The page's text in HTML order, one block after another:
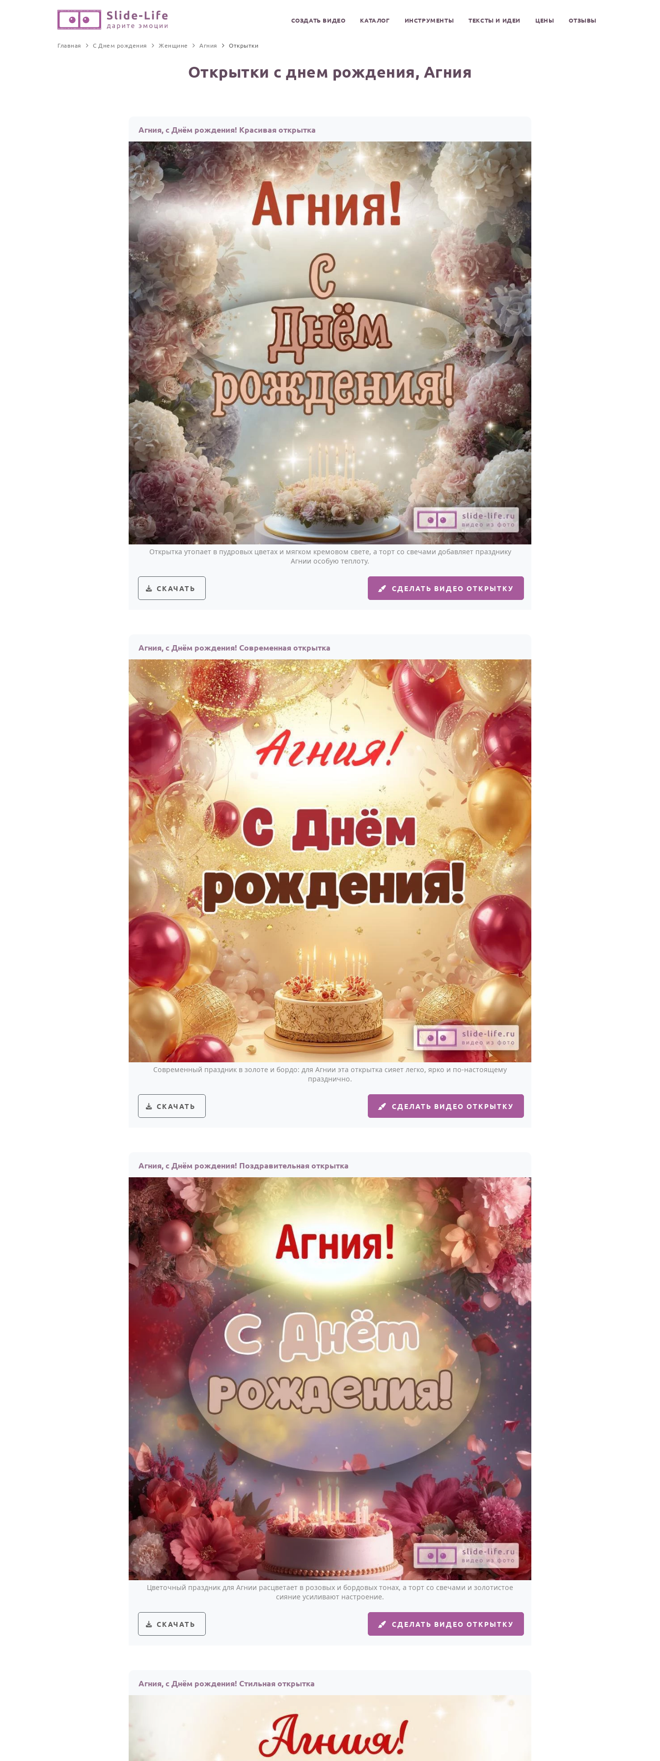
СОЗДАТЬ ВИДЕО КАТАЛОГ ИНСТРУМЕНТЫ ТЕКСТЫ И ИДЕИ ЦЕНЫ ОТЗЫВЫ
Главная С Днем рождения Женщине Агния Открытки
Открытки с днем рождения, Агния
Агния, с Днём рождения! Красивая открытка
Открытка утопает в пудровых цветах и мягком кремовом свете, а торт со свечами добавляет празднику
Агнии особую теплоту.
СКАЧАТЬ СДЕЛАТЬ ВИДЕО ОТКРЫТКУ
Агния, с Днём рождения! Современная открытка
Современный праздник в золоте и бордо: для Агнии эта открытка сияет легко, ярко и по-настоящему
празднично.
СКАЧАТЬ СДЕЛАТЬ ВИДЕО ОТКРЫТКУ
Агния, с Днём рождения! Поздравительная открытка
Цветочный праздник для Агнии расцветает в розовых и бордовых тонах, а торт со свечами и золотистое
сияние усиливают настроение.
СКАЧАТЬ СДЕЛАТЬ ВИДЕО ОТКРЫТКУ
Агния, с Днём рождения! Стильная открытка